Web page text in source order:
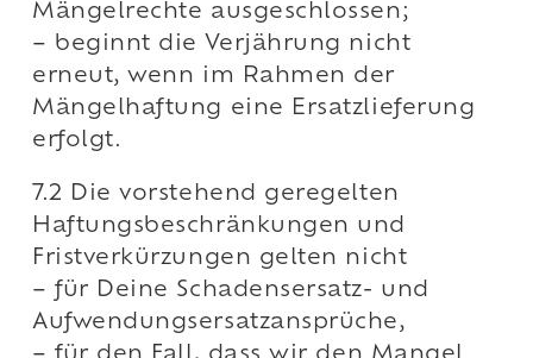
Mängelrechte ausgeschlossen;
– beginnt die Verjährung nicht
erneut, wenn im Rahmen der
Mängelhaftung eine Ersatzlieferung
erfolgt.
7.2 Die vorstehend geregelten
Haftungsbeschränkungen und
Fristverkürzungen gelten nicht
– für Deine Schadensersatz- und
Aufwendungsersatzansprüche,